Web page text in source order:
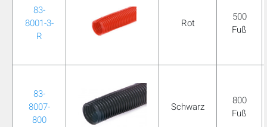
83-
8001-3-
R
Rot
500
Fuß
83-
8007-
800
Schwarz
800
Fuß